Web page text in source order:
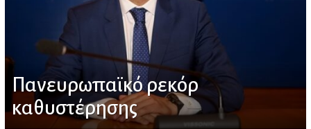
Πανευρωπαϊκό ρεκόρ
καθυστέρησης